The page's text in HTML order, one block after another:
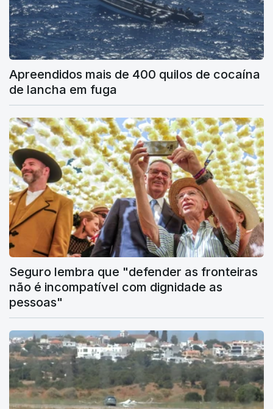
Apreendidos mais de 400 quilos de cocaína
de lancha em fuga
Seguro lembra que "defender as fronteiras
não é incompatível com dignidade as
pessoas"